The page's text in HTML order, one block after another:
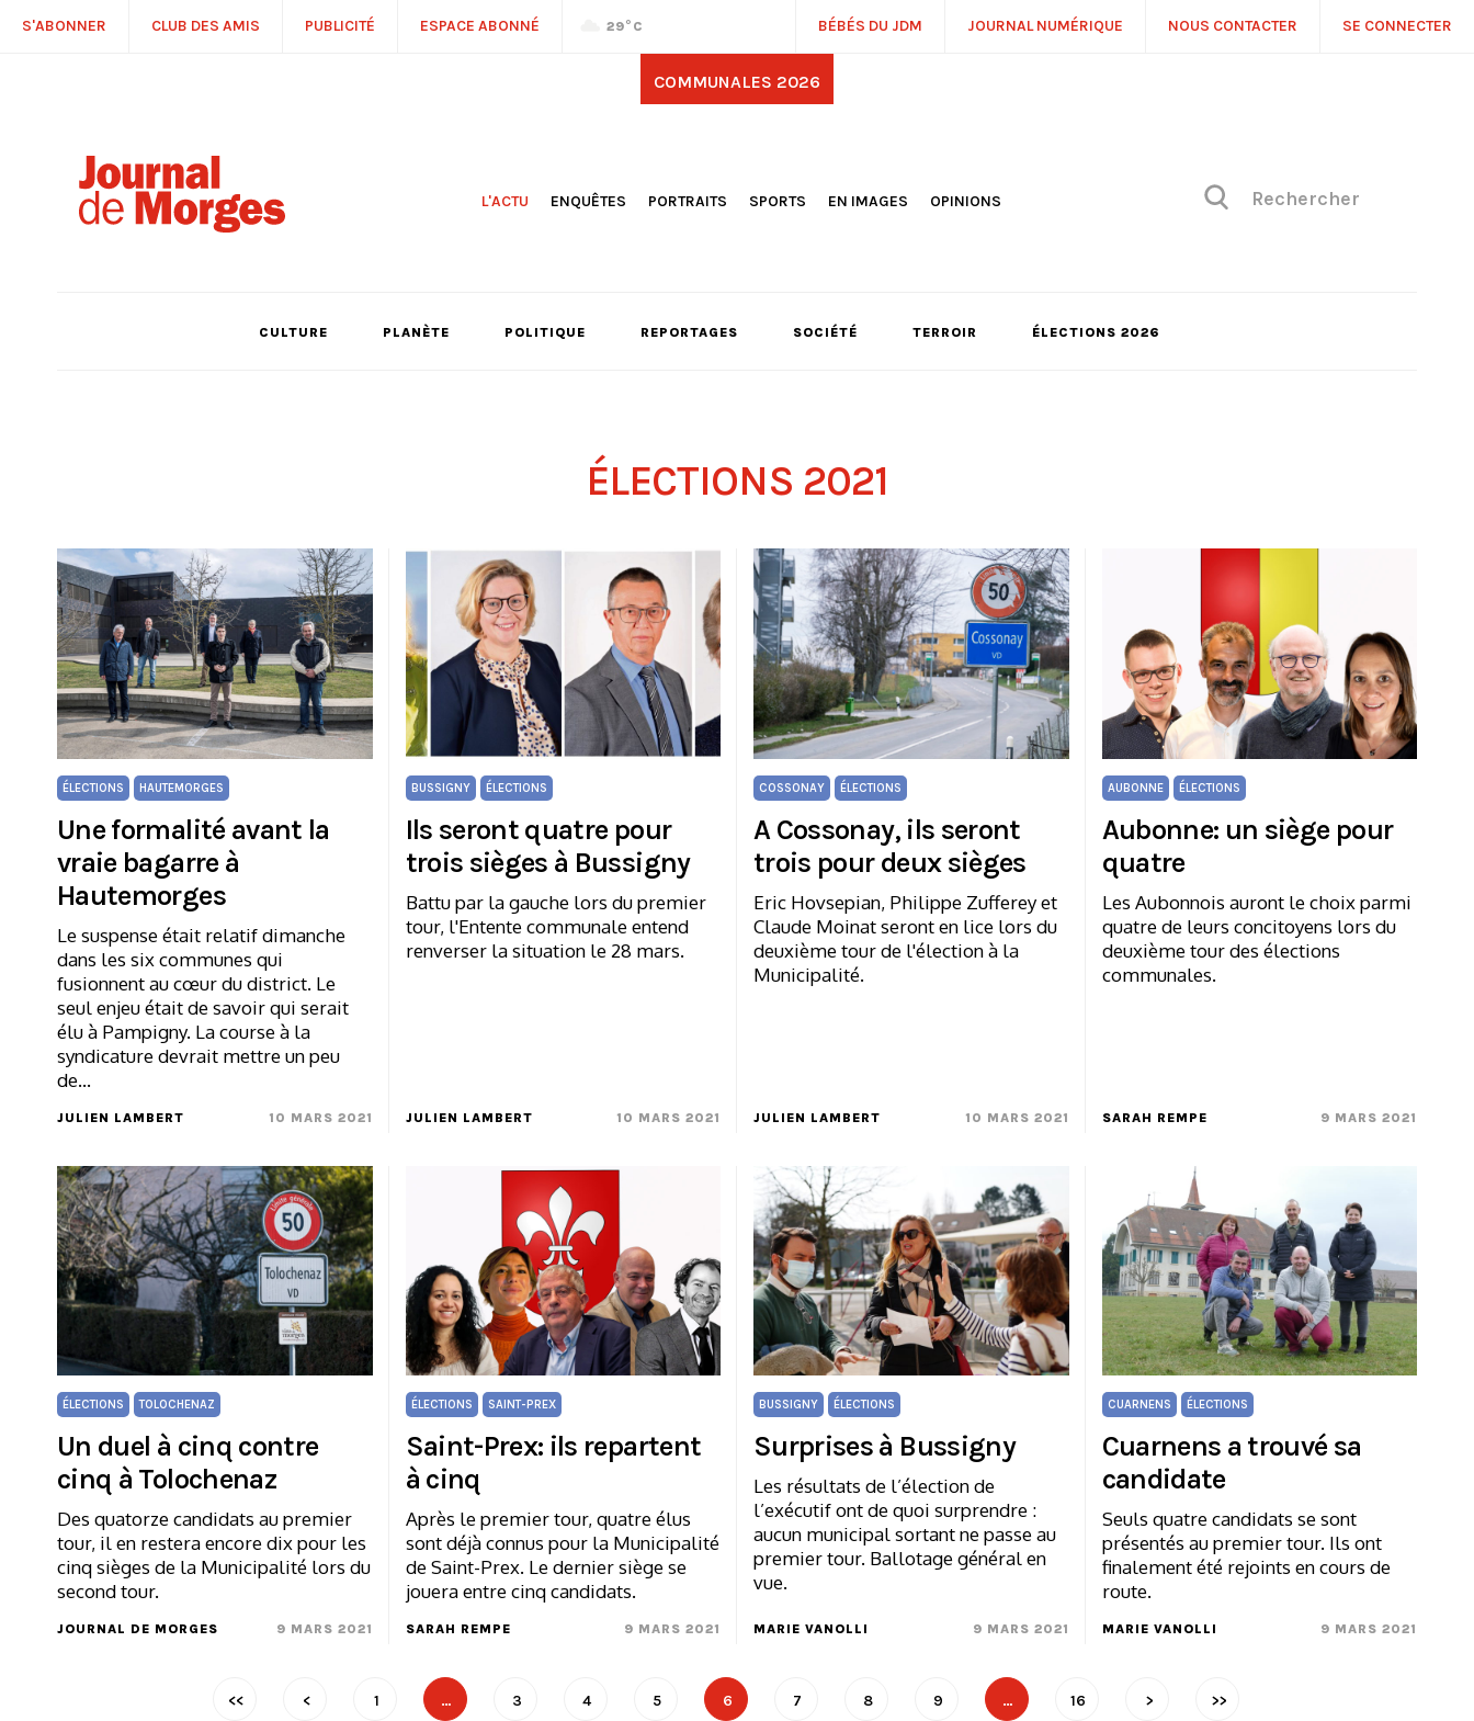
S'ABONNER CLUB DES AMIS PUBLICITÉ ESPACE ABONNÉ 29°C BÉBÉS DU JDM JOURNAL NUMÉRIQUE NOUS CONTACTER SE CONNECTER
COMMUNALES 2026
L'ACTU
ENQUÊTES PORTRAITS
SPORTS
EN IMAGES
OPINIONS
POINTS DE VUE
CULTURE PLANÈTE POLITIQUE REPORTAGES SOCIÉTÉ TERROIR ÉLECTIONS 2026
ÉLECTIONS 2021
ÉLECTIONS HAUTEMORGES
Une formalité avant la
vraie bagarre à
Hautemorges
Le suspense était relatif dimanche
dans les six communes qui
fusionnent au cœur du district. Le
seul enjeu était de savoir qui serait
élu à Pampigny. La course à la
syndicature devrait mettre un peu
de…
JULIEN LAMBERT 10 MARS 2021
BUSSIGNY ÉLECTIONS
Ils seront quatre pour
trois sièges à Bussigny
Battu par la gauche lors du premier
tour, l'Entente communale entend
renverser la situation le 28 mars.
JULIEN LAMBERT 10 MARS 2021
COSSONAY ÉLECTIONS
A Cossonay, ils seront
trois pour deux sièges
Eric Hovsepian, Philippe Zufferey et
Claude Moinat seront en lice lors du
deuxième tour de l'élection à la
Municipalité.
JULIEN LAMBERT 10 MARS 2021
AUBONNE ÉLECTIONS
Aubonne: un siège pour
quatre
Les Aubonnois auront le choix parmi
quatre de leurs concitoyens lors du
deuxième tour des élections
communales.
SARAH REMPE 9 MARS 2021
ÉLECTIONS TOLOCHENAZ
Un duel à cinq contre
cinq à Tolochenaz
Des quatorze candidats au premier
tour, il en restera encore dix pour les
cinq sièges de la Municipalité lors du
second tour.
JOURNAL DE MORGES 9 MARS 2021
ÉLECTIONS SAINT-PREX
Saint-Prex: ils repartent
à cinq
Après le premier tour, quatre élus
sont déjà connus pour la Municipalité
de Saint-Prex. Le dernier siège se
jouera entre cinq candidats.
SARAH REMPE 9 MARS 2021
BUSSIGNY ÉLECTIONS
Surprises à Bussigny
Les résultats de l’élection de
l’exécutif ont de quoi surprendre :
aucun municipal sortant ne passe au
premier tour. Ballotage général en
vue.
MARIE VANOLLI 9 MARS 2021
CUARNENS ÉLECTIONS
Cuarnens a trouvé sa
candidate
Seuls quatre candidats se sont
présentés au premier tour. Ils ont
finalement été rejoints en cours de
route.
MARIE VANOLLI 9 MARS 2021
<< < 1 … 3 4 5 6 7 8 9 … 16 > >>